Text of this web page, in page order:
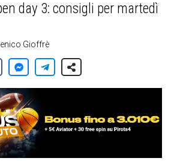
day 3: consigli per martedì
Gioffrè